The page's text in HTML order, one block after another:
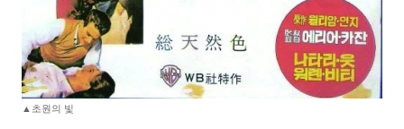
▲초원의 빛